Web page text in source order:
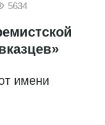
5634
имени